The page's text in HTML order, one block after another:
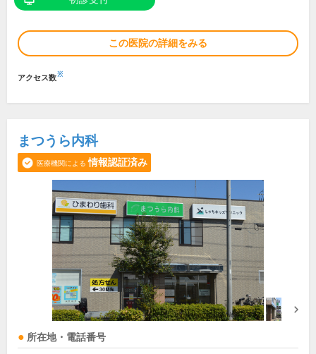
この医院の詳細をみる
アクセス数※
まつうら内科
医療機関による 情報認証済み
所在地・電話番号